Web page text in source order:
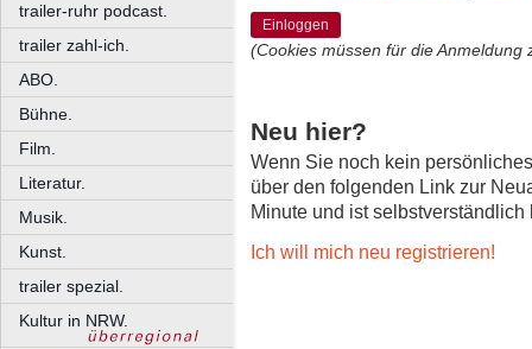
trailer-ruhr podcast.
trailer zahl-ich.
ABO.
Bühne.
Film.
Literatur.
Musik.
Kunst.
trailer spezial.
Kultur in NRW.
Einloggen
(Cookies müssen für die Anmeldung
Neu hier?
Wenn Sie noch kein
über den folgenden Link zur
Minute und ist selbstverständlich
Ich will mich neu registrieren!